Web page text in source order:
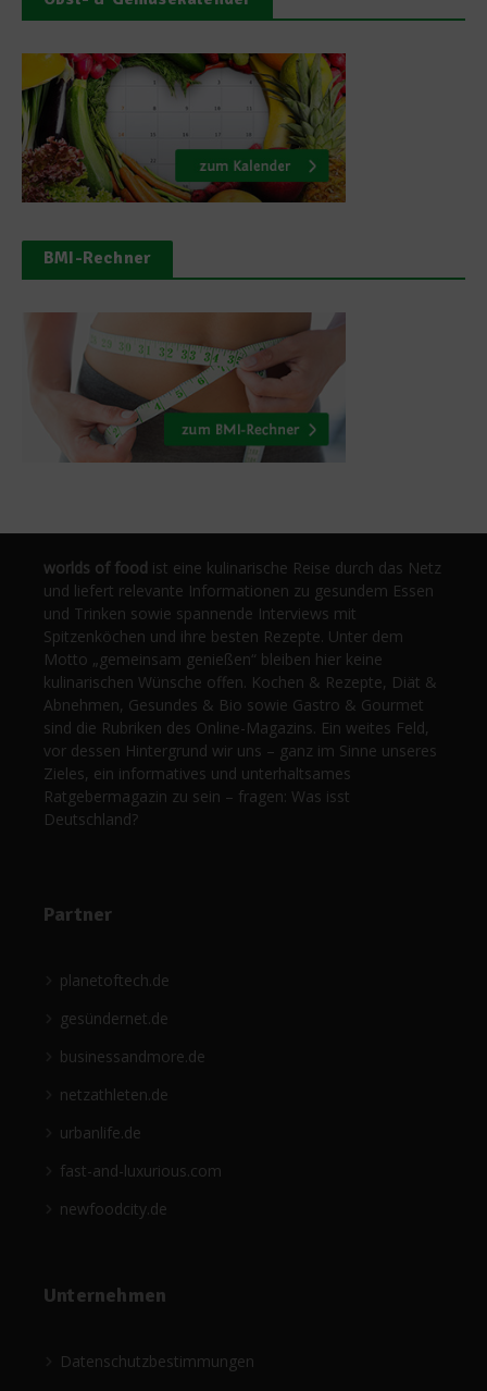
BMI-Rechner
worlds of food ist eine kulinarische Reise durch das Netz
und liefert relevante Informationen zu gesundem Essen
und Trinken sowie spannende Interviews mit
Spitzenköchen und ihre besten Rezepte. Unter dem
Motto „gemeinsam genießen“ bleiben hier keine
kulinarischen Wünsche offen. Kochen & Rezepte, Diät &
Abnehmen, Gesundes & Bio sowie Gastro & Gourmet
sind die Rubriken des Online-Magazins. Ein weites Feld,
vor dessen Hintergrund wir uns – ganz im Sinne unseres
Zieles, ein informatives und unterhaltsames
Ratgebermagazin zu sein – fragen: Was isst
Deutschland?
Partner
planetoftech.de
gesündernet.de
businessandmore.de
netzathleten.de
urbanlife.de
fast-and-luxurious.com
newfoodcity.de
Unternehmen
Datenschutzbestimmungen